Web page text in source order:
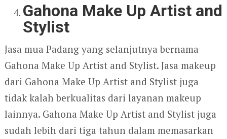
Gahona Make Up Artist and
Stylist
Jasa mua Padang yang selanjutnya bernama
Gahona Make Up Artist and Stylist. Jasa makeup
dari Gahona Make Up Artist and Stylist juga
tidak kalah berkualitas dari layanan makeup
lainnya. Gahona Make Up Artist and Stylist juga
sudah lebih dari tiga tahun dalam memasarkan